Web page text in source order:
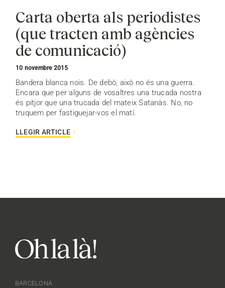
Carta oberta als periodistes
(que tracten amb agències
de comunicació)
10 novembre 2015
Bandera blanca nois. De debò, això no és una guerra.
Encara que per alguns de vosaltres una trucada nostra
és pitjor que una trucada del mateix Satanàs. No, no
truquem per fastiguejar-vos el matí.
LLEGIR ARTICLE
BARCELONA